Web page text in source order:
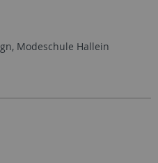
Modeschule Hallein